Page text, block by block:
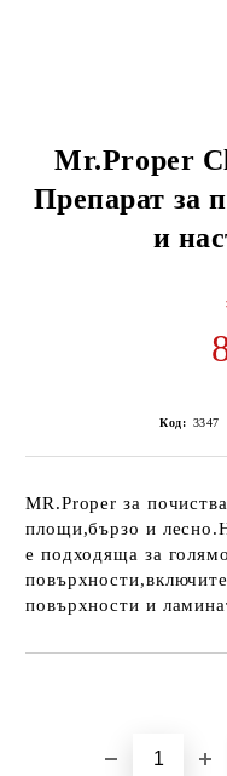
Mr.Proper
Препарат за
и
Код: 3347
MR.Proper за
площи,бързо и
е подходяща за
повърхности и